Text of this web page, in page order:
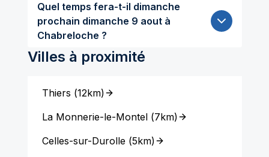
Quel temps fera-t-il dimanche
prochain dimanche 9 aout à
Chabreloche ?
Villes à proximité
Thiers (12km)
La Monnerie-le-Montel(7km)
Celles-sur-Durolle(5km)